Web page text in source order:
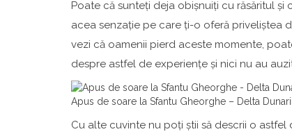
Poate că sunteți deja obișnuiți cu răsăritul
acea senzație pe care ți-o oferă priveliștea
vezi că oamenii pierd aceste momente,
despre astfel de experiențe și nici nu au
Apus de soare la Sfantu Gheorghe – Delta Dunarii
Cu alte cuvinte nu poți știi să descrii o